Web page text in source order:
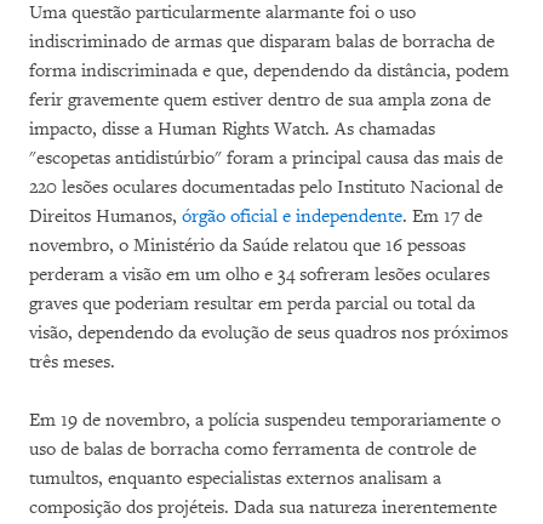
Uma questão particularmente alarmante foi o uso
indiscriminado de armas que disparam balas de borracha de
forma indiscriminada e que, dependendo da distância, podem
ferir gravemente quem estiver dentro de sua ampla zona de
impacto, disse a Human Rights Watch. As chamadas
"escopetas antidistúrbio" foram a principal causa das mais de
220 lesões oculares documentadas pelo Instituto Nacional de
Direitos Humanos, órgão oficial e independente. Em 17 de
novembro, o Ministério da Saúde relatou que 16 pessoas
perderam a visão em um olho e 34 sofreram lesões oculares
graves que poderiam resultar em perda parcial ou total da
visão, dependendo da evolução de seus quadros nos próximos
três meses.
Em 19 de novembro, a polícia suspendeu temporariamente o
uso de balas de borracha como ferramenta de controle de
tumultos, enquanto especialistas externos analisam a
composição dos projéteis. Dada sua natureza inerentemente